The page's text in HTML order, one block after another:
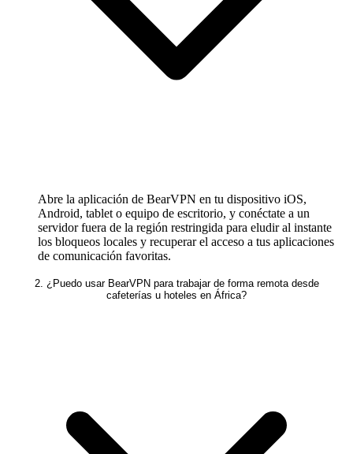
Abre la aplicación de BearVPN en tu dispositivo iOS,
Android, tablet o equipo de escritorio, y conéctate a un
servidor fuera de la región restringida para eludir al instante
los bloqueos locales y recuperar el acceso a tus aplicaciones
de comunicación favoritas.
2. ¿Puedo usar BearVPN para trabajar de forma remota desde
cafeterías u hoteles en África?